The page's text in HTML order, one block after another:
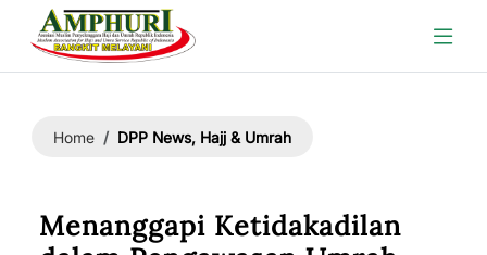
Home DPP News, Hajj & Umrah
Menanggapi Ketidakadilan